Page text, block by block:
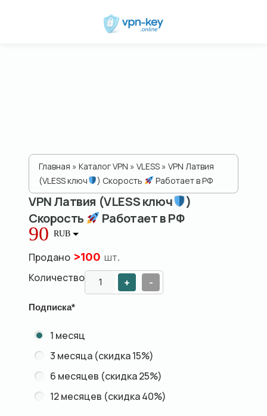
Главная » Каталог VPN » VLESS » VPN Латвия
(VLESS ключ
) Скорость Работает в РФ
VPN Латвия (VLESS ключ
)
Скорость
Работает в РФ
90 RUB
Продано >100 шт.
Количество + -
Подписка*
1 месяц
3 месяца (скидка 15%)
6 месяцев (скидка 25%)
12 месяцев (скидка 40%)